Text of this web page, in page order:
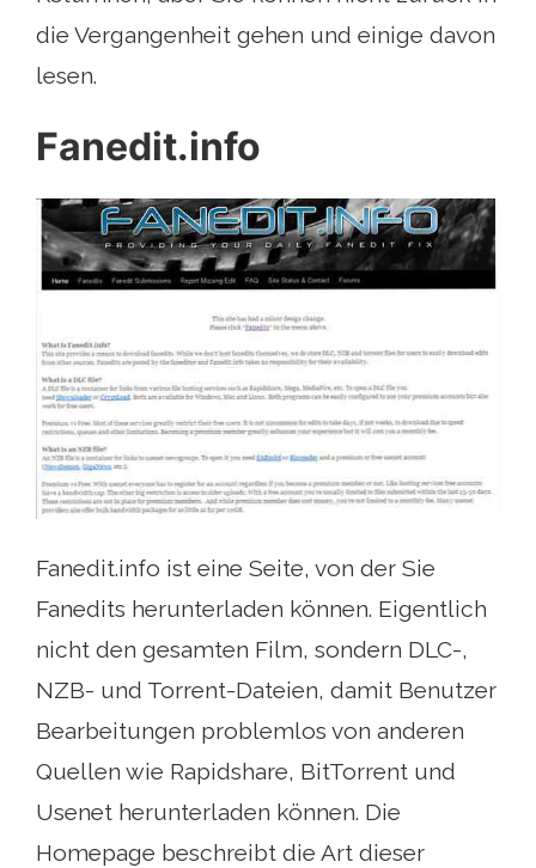
die Vergangenheit gehen und einige davon
lesen.
Fanedit.info
Fanedit.info ist eine Seite, von der Sie
Fanedits herunterladen können. Eigentlich
nicht den gesamten Film, sondern DLC-,
NZB- und Torrent-Dateien, damit Benutzer
Bearbeitungen problemlos von anderen
Quellen wie Rapidshare, BitTorrent und
Usenet herunterladen können. Die
Homepage beschreibt die Art dieser